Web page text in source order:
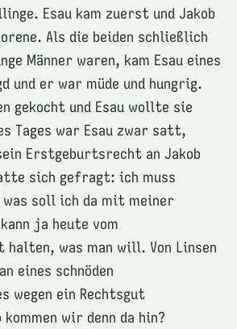
Esau kam zuerst und Jakob
Als die beiden schließlich
Männer waren, kam Esau eines
und er war müde und hungrig.
gekocht und Esau wollte sie
Tages war Esau zwar satt,
Erstgeburtsrecht an Jakob
sich gefragt: ich muss
soll ich da mit meiner
ja heute vom
was man will. Von Linsen
eines schnöden
wegen ein Rechtsgut
wir denn da hin?